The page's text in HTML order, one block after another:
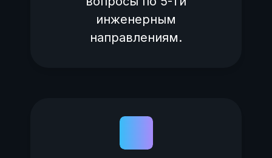
инженерным
направлениям.